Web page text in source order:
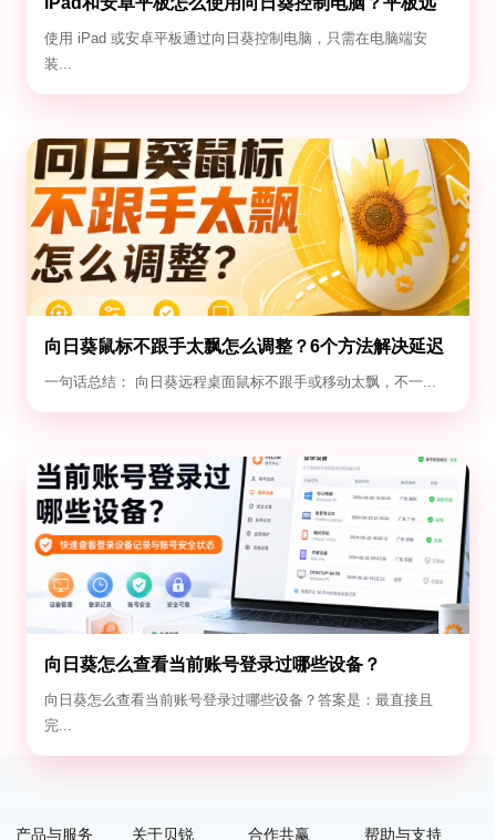
控电脑教程
使用 iPad 或安卓平板通过向日葵控制电脑，只需在电脑端安
装...
向日葵鼠标不跟手太飘怎么调整？6个方法解决延迟
与漂移
一句话总结： 向日葵远程桌面鼠标不跟手或移动太飘，不一...
向日葵怎么查看当前账号登录过哪些设备？
向日葵怎么查看当前账号登录过哪些设备？答案是：最直接且
完...
产品与服务 关于贝锐 合作共赢 帮助与支持